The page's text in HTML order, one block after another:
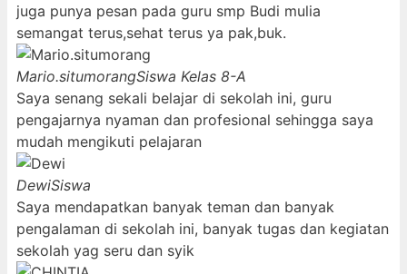
juga punya pesan pada guru smp Budi mulia
semangat terus,sehat terus ya pak,buk.
Mario.situmorangSiswa Kelas 8-A
Saya senang sekali belajar di sekolah ini, guru
pengajarnya nyaman dan profesional sehingga saya
mudah mengikuti pelajaran
DewiSiswa
Saya mendapatkan banyak teman dan banyak
pengalaman di sekolah ini, banyak tugas dan kegiatan
sekolah yag seru dan syik